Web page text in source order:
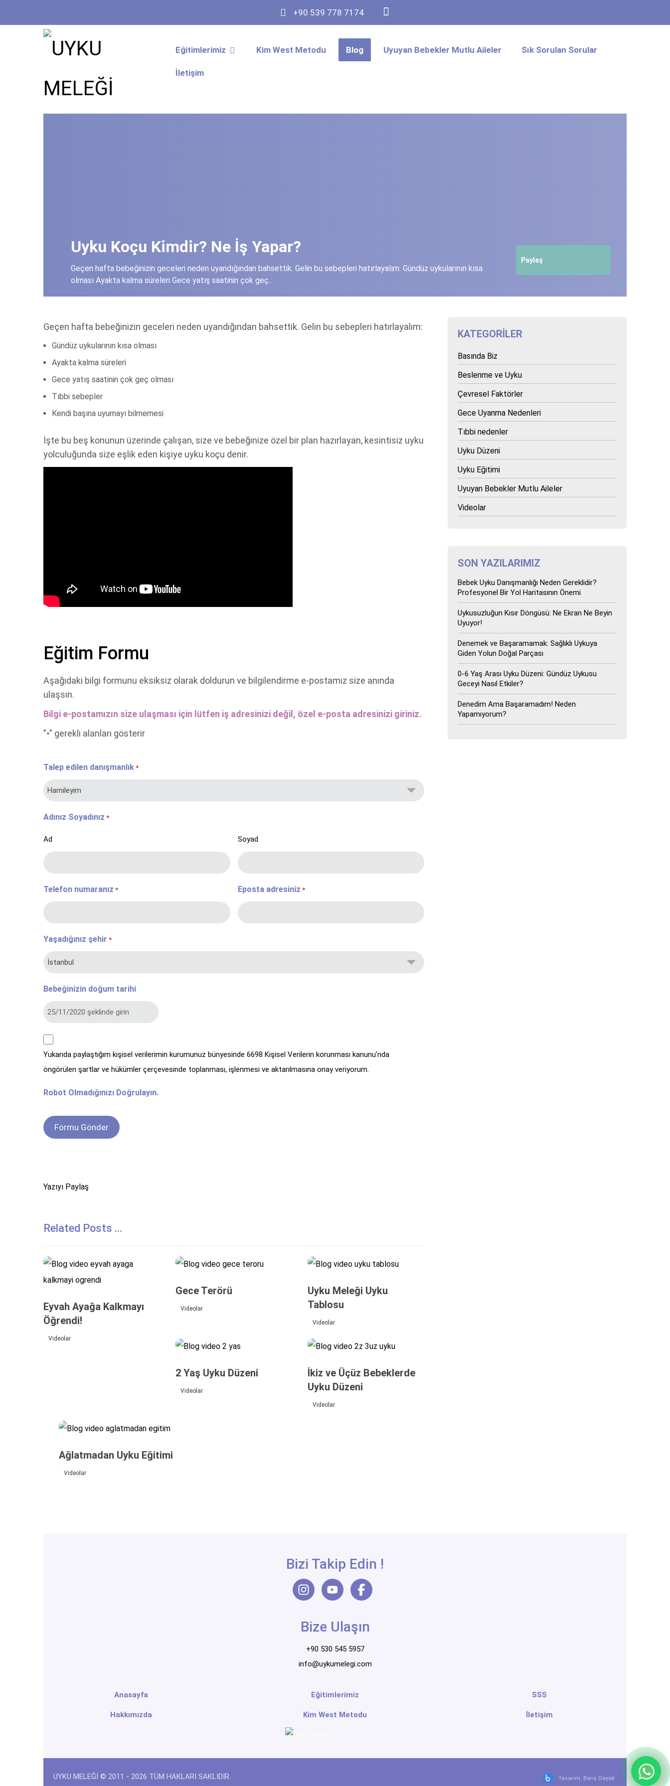
+90 539 778 7174
Eğitimlerimiz Kim West Metodu Blog Uyuyan Bebekler Mutlu Aileler Sık Sorulan Sorular
İletişim
Uyku Koçu Kimdir? Ne İş Yapar?
Geçen hafta bebeğinizin geceleri neden uyandığından bahsettik. Gelin bu sebepleri hatırlayalım: Gündüz uykularının kısa
olması Ayakta kalma süreleri Gece yatış saatinin çok geç...
Paylaş
Geçen hafta bebeğinizin geceleri neden uyandığından bahsettik. Gelin bu sebepleri hatırlayalım:
Gündüz uykularının kısa olması
Ayakta kalma süreleri
Gece yatış saatinin çok geç olması
Tıbbi sebepler
Kendi başına uyumayı bilmemesi
İşte bu beş konunun üzerinde çalışan, size ve bebeğinize özel bir plan hazırlayan, kesintisiz uyku
yolculuğunda size eşlik eden kişiye uyku koçu denir.
Eğitim Formu
Aşağıdaki bilgi formunu eksiksiz olarak doldurun ve bilgilendirme e-postamız size anında
ulaşsın.
Bilgi e-postamızın size ulaşması için lütfen iş adresinizi değil, özel e-posta adresinizi giriniz.
"*" gerekli alanları gösterir
Talep edilen danışmanlık *
Adınız Soyadınız *
Ad Soyad
Telefon numaranız * Eposta adresiniz *
Yaşadığınız şehir *
Bebeğinizin doğum tarihi
kvkk
*
Yukarıda paylaştığım kişisel verilerimin kurumunuz bünyesinde 6698 Kişisel Verilerin korunması kanunu’nda
öngörülen şartlar ve hükümler çerçevesinde toplanması, işlenmesi ve aktarılmasına onay veriyorum.
Robot Olmadığınızı Doğrulayın.
Related Posts ...
Eyvah Ayağa Kalkmayı
Öğrendi!
Videolar
Gece Terörü
Videolar
Uyku Meleği Uyku
Tablosu
Videolar
2 Yaş Uyku Düzeni
Videolar
İkiz ve Üçüz Bebeklerde
Uyku Düzeni
Videolar
Ağlatmadan Uyku Eğitimi
Videolar
KATEGORILER
Basında Biz
Beslenme ve Uyku
Çevresel Faktörler
Gece Uyanma Nedenleri
Tıbbi nedenler
Uyku Düzeni
Uyku Eğitimi
Uyuyan Bebekler Mutlu Aileler
Videolar
SON YAZILARIMIZ
Bebek Uyku Danışmanlığı Neden Gereklidir?
Profesyonel Bir Yol Haritasının Önemi
Uykusuzluğun Kısır Döngüsü: Ne Ekran Ne Beyin
Uyuyor!
Denemek ve Başaramamak: Sağlıklı Uykuya
Giden Yolun Doğal Parçası
0-6 Yaş Arası Uyku Düzeni: Gündüz Uykusu
Geceyi Nasıl Etkiler?
Denedim Ama Başaramadım! Neden
Yapamıyorum?
Bizi Takip Edin !
Bize Ulaşın
+90 530 545 5957
info@uykumelegi.com
Anasayfa
Hakkımızda
Eğitimlerimiz
Kim West Metodu
SSS
İletişim
UYKU MELEĞİ © 2011 - 2026 TÜM HAKLARI SAKLIDIR. Tasarım: Barış Dayak